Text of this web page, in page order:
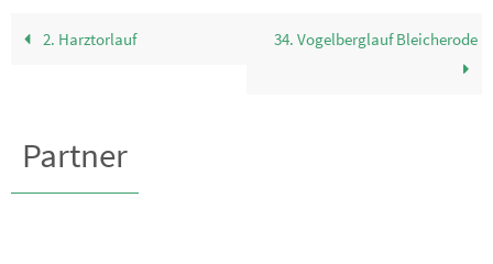
2. Harztorlauf 34. Vogelberglauf Bleicherode
Partner